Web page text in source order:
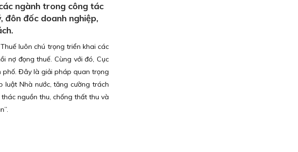
ngành trong công tác
đôn đốc doanh nghiệp,
luôn chú trọng triển khai các
nợ đọng thuế. Cùng với đó, Cục
phố. Đây là giải pháp quan trọng
luật Nhà nước, tăng cường trách
nguồn thu, chống thất thu và